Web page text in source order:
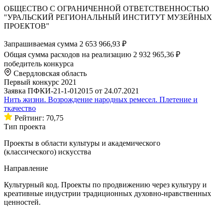
ОБЩЕСТВО С ОГРАНИЧЕННОЙ ОТВЕТСТВЕННОСТЬЮ
"УРАЛЬСКИЙ РЕГИОНАЛЬНЫЙ ИНСТИТУТ МУЗЕЙНЫХ
ПРОЕКТОВ"
Запрашиваемая сумма 2 653 966,93 ₽
Общая сумма расходов на реализацию 2 932 965,36 ₽
победитель конкурса
Свердловская область
Первый конкурс 2021
Заявка ПФКИ-21-1-012015 от 24.07.2021
Нить жизни. Возрождение народных ремесел. Плетение и
ткачество
Рейтинг: 70,75
Тип проекта
Проекты в области культуры и академического
(классического) искусства
Направление
Культурный код. Проекты по продвижению через культуру и
креативные индустрии традиционных духовно-нравственных
ценностей.